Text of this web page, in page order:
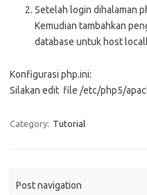
Setelah login dihalaman
Kemudian tambahkan
database untuk host
Konfigurasi php.ini:
Silakan edit file /etc/php5/
Category: Tutorial
Post navigation